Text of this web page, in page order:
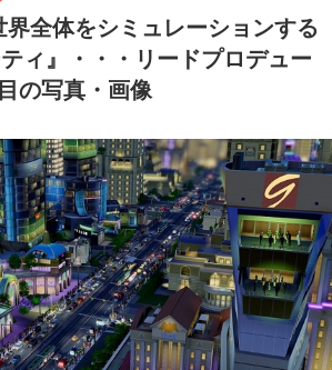
界全体をシミュレーションする
ィ』・・・リードプロデュー
の写真・画像